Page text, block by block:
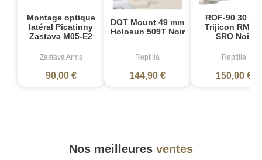
Montage optique
latéral Picatinny
Zastava M05-E2
Zastava Arms
90,00 €
DOT Mount 49 mm
Holosun 509T Noir
Reptilia
144,90 €
ROF-90 30
Trijicon RMR
SRO Noir
Reptilia
150,00 €
Nos meilleures ventes